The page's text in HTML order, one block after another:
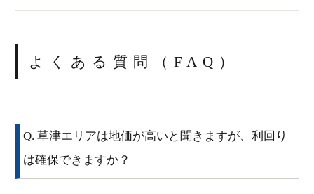
よくある質問（FAQ）
Q. 草津エリアは地価が高いと聞きますが、利回り
は確保できますか？